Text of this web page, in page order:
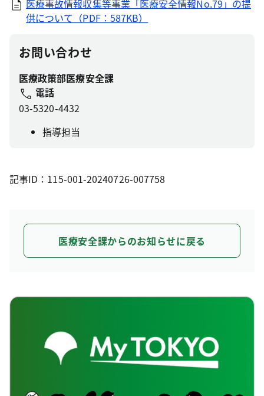
医療事故情報収集等事業「医療安全情報No.79」の提
供について（PDF：587KB）
お問い合わせ
医療政策部医療安全課
電話
03-5320-4432
指導担当
記事ID：115-001-20240726-007758
医療安全課からのお知らせに戻る